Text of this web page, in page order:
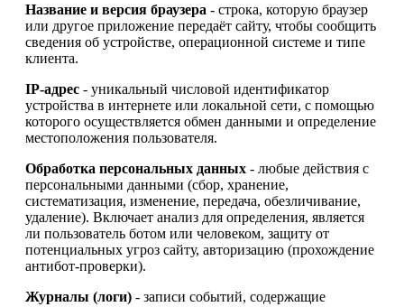
Название и версия браузера - строка, которую браузер
или другое приложение передаёт сайту, чтобы сообщить
сведения об устройстве, операционной системе и типе
клиента.
IP-адрес - уникальный числовой идентификатор
устройства в интернете или локальной сети, с помощью
которого осуществляется обмен данными и определение
местоположения пользователя.
Обработка персональных данных - любые действия с
персональными данными (сбор, хранение,
систематизация, изменение, передача, обезличивание,
удаление). Включает анализ для определения, является
ли пользователь ботом или человеком, защиту от
потенциальных угроз сайту, авторизацию (прохождение
антибот-проверки).
Журналы (логи) - записи событий, содержащие